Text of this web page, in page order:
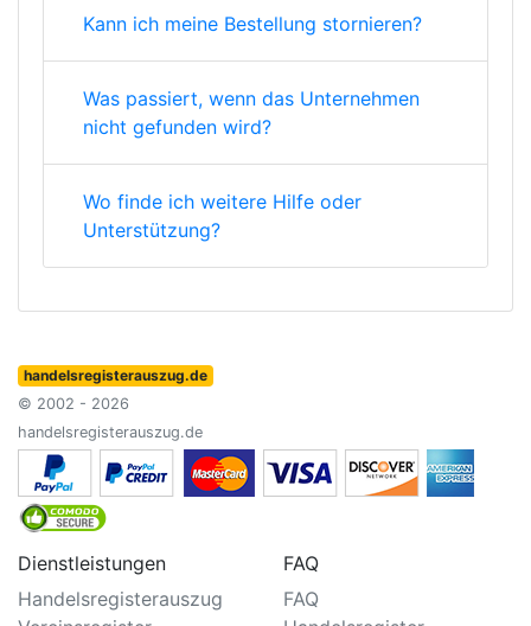
Kann ich meine Bestellung stornieren?
Was passiert, wenn das Unternehmen
nicht gefunden wird?
Wo finde ich weitere Hilfe oder
Unterstützung?
handelsregisterauszug.de
© 2002 - 2026
handelsregisterauszug.de
Dienstleistungen
Handelsregisterauszug
FAQ
FAQ